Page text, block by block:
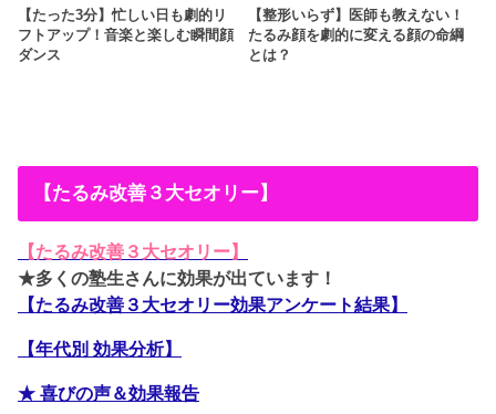
【たった3分】忙しい日も劇的リ
フトアップ！音楽と楽しむ瞬間顔
ダンス
【整形いらず】医師も教えない！
たるみ顔を劇的に変える顔の命綱
とは？
【たるみ改善３大セオリー】
【たるみ改善３大セオリー】
★多くの塾生さんに効果が出ています！
【たるみ改善３大セオリー効果アンケート結果】
【年代別 効果分析】
★ 喜びの声＆効果報告